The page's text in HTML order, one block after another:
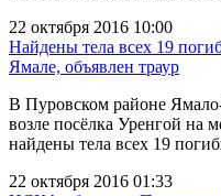
22 октября 2016 10:00
Найдены тела всех 19
Ямале, объявлен траур
В Пуровском районе
возле посёлка Уренгой на
найдены тела всех 19
22 октября 2016 01:33